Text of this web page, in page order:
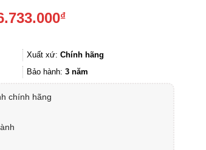
₫Giá
là:
16.733.000₫.
Xuất xứ:Chính hãng
Bảo hành:3 năm
chính hãng